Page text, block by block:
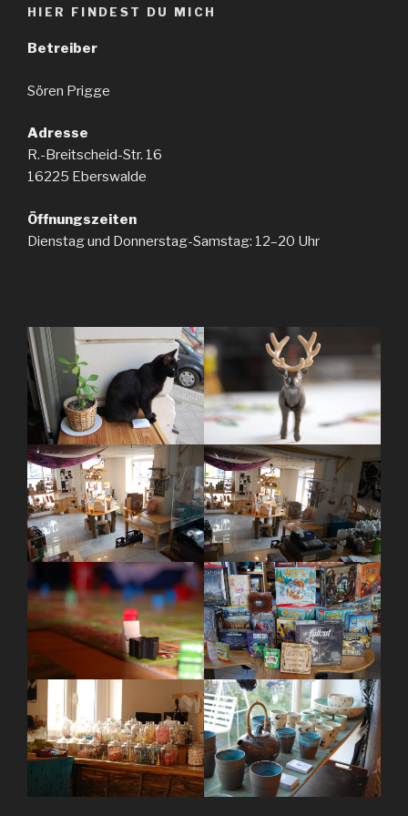
HIER FINDEST DU MICH
Betreiber
Sören Prigge
Adresse
R.-Breitscheid-Str. 16
16225 Eberswalde
Öffnungszeiten
Dienstag und Donnerstag-Samstag: 12–20 Uhr